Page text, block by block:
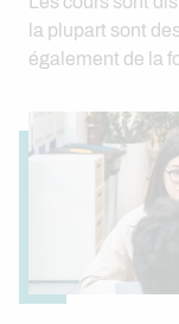
la plupart sont des
également de la